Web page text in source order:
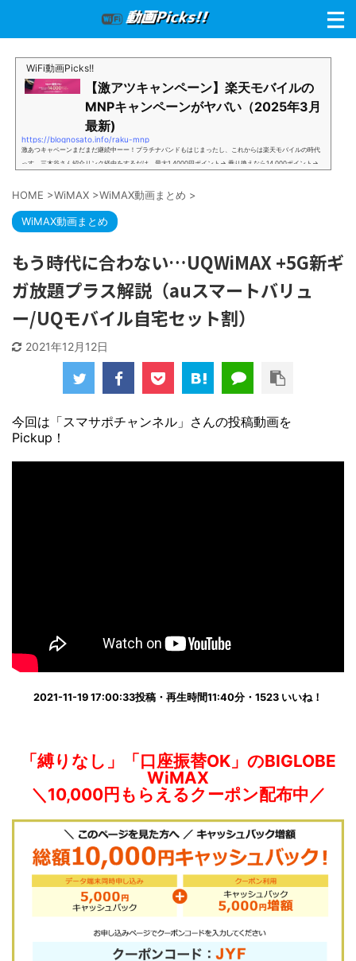
WiFi動画Picks!!
【激アツキャンペーン】楽天モバイルの
MNPキャンペーンがヤバい（2025年3月
最新)
https://blognosato.info/raku-mnp
激あつキャペーンまだまだ継続中ーー！プラチナバンドもはじまったし、これからは楽天モバイルの時代
っす。三木谷さん紹介リンク経由をするだけ。最大1,4000円ポイント→ 乗り換えなら14,000ポイント→
谷さんキャンペーン／2回線目以降でもOK再契約でもでもOK背水の陣の楽天モバイル。ついに「最後の賭
別招待ページから楽天モバイ...
HOME >WiMAX >WiMAX動画まとめ >
WiMAX動画まとめ
もう時代に合わない…UQWiMAX +5G新ギ
ガ放題プラス解説（auスマートバリュ
ー/UQモバイル自宅セット割）
2021年12月12日
今回は「スマサポチャンネル」さんの投稿動画を
Pickup！
2021-11-19 17:00:33投稿・再生時間11:40分・1523 いいね！
「縛りなし」「口座振替OK」のBIGLOBE
WiMAX
＼10,000円もらえるクーポン配布中／